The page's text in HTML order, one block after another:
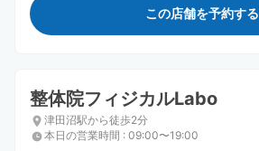
この店舗を予約する
整体院フィジカルLabo
津田沼駅から徒歩2分
本日の営業時間 : 09:00〜19:00